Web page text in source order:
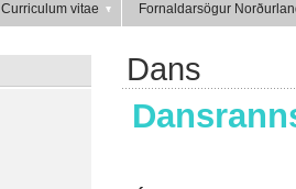
Curriculum vitae Fornaldarsögur
Dans